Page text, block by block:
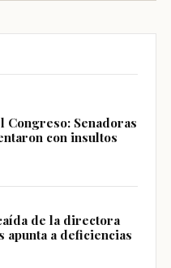
Congreso: Senadoras
con insultos
de la directora
apunta a deficiencias